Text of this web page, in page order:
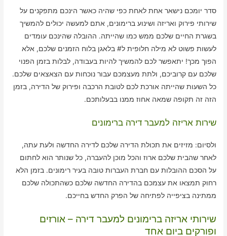
סדר יומכם נישאר אחת לאחת כפי שהיה כאשר הינכם מתפקנים על
שירותי פירוק ואריזה ושינוע ברימונים, אתם למעשה יכולים להמשיך
בשגרת החיים שלכם ממש כמו שהייתה. ההובלה שהינכם עומדים
לעשות פשוט לא מילה חלופית ל# בלאגן בלוח הזמנים שלכם, אלא
הפוך מכך! יתאפשר לכם להמשיך להיות בעבודה, לבלות בזמן הפנוי
שלכם עם קרוביכם, ולתת מעצמכם עבור נוכחות עם הצאצאים שלכם.
כל השעות שהייתה אורכת לכם לטובת הרכבה ופירוק של הדירה, בזמן
הזה זה תקופה שמאה אחוז ממנו בבעלותכם.
שירות אריזה למעבר דירה ברימונים
ולסיום: מזיזים את תכולת הדירה שלכם לדירה החדשה ולעת עתה,
לאחר שהבית שלכם ארוז והכל מוכן להעברה, כל שנותר הוא לחתום
על הסכם ההובלות עם חברת העברות טובה בעיר רימונים. בזמן הלא
רחוק תמצאו את עצמכם בהדירה החדשה שלכם כשהתכולה שלכם
ממתינה בציפייה לפתיחה של הפרק החדש בחייכם.
שירותי אריזה ברימונים למעבר דירה – אורזים
ופורקים ביום אחד